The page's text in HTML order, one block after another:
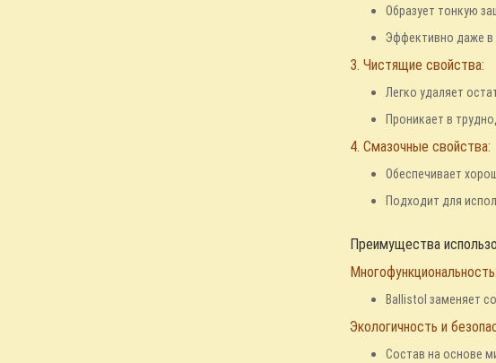
Образует тонкую
Эффективно даже в
3. Чистящие свойства:
Легко удаляет
Проникает в
4. Смазочные свойства:
Обеспечивает
Подходит для
Преимущества
Многофункциональность:
Ballistol заменяет
Экологичность и
Состав на основе